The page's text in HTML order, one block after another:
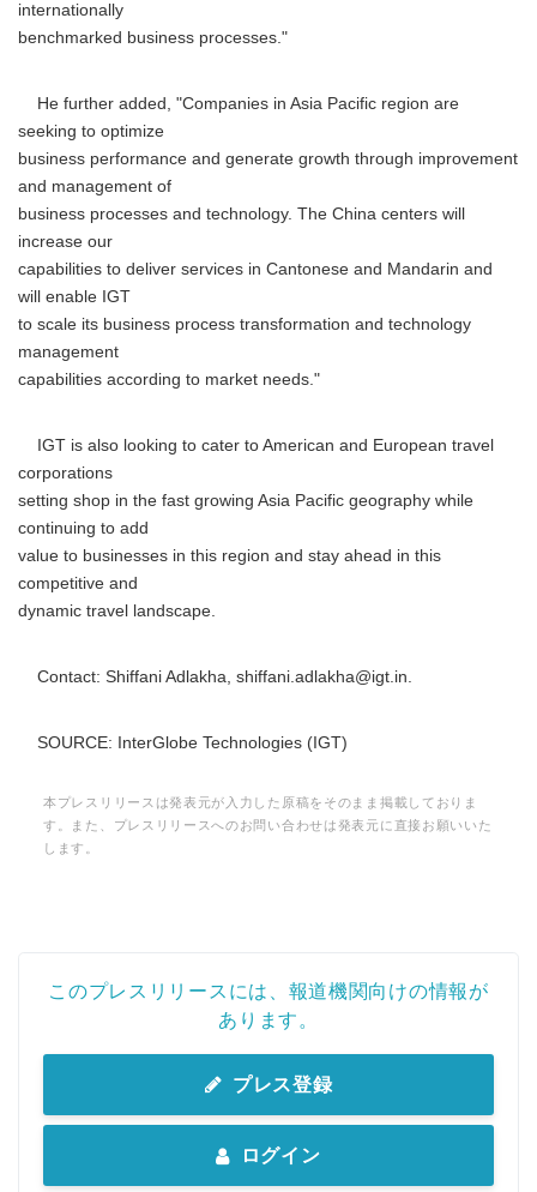
internationally
benchmarked business processes."
He further added, "Companies in Asia Pacific region are
seeking to optimize
business performance and generate growth through improvement
and management of
business processes and technology. The China centers will
increase our
capabilities to deliver services in Cantonese and Mandarin and
will enable IGT
to scale its business process transformation and technology
management
capabilities according to market needs."
IGT is also looking to cater to American and European travel
corporations
setting shop in the fast growing Asia Pacific geography while
continuing to add
value to businesses in this region and stay ahead in this
competitive and
dynamic travel landscape.
Contact: Shiffani Adlakha, shiffani.adlakha@igt.in.
SOURCE: InterGlobe Technologies (IGT)
本プレスリリースは発表元が入力した原稿をそのまま掲載しておりま
す。また、プレスリリースへのお問い合わせは発表元に直接お願いいた
します。
このプレスリリースには、報道機関向けの情報が
あります。
プレス登録
ログイン